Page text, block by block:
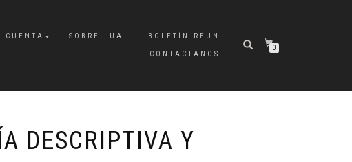
CUENTA SOBRE LUA
BOLETÍN REUN
CONTACTANOS
0
DESCRIPTIVA Y